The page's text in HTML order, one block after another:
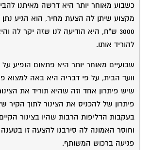
כשבוע מאוחר יותר היא דרשה מאיתנו
מקצוע שיתן לה הצעת מחיר, הוא הגיע
3000 ש"ח, היא הודיעה לנו שזה יקר לה
להוריד אותו.
שבועיים מאוחר יותר היא פתאום הופיע
וועד הבית, על פי דבריה היא באה למצוא
שיש פיתרון אחד וזה שהיא תוריד את
פיתרון של להכניס את הצינור לתוך הקיר
בעקבות הדליפות הרבות שהיו בצינור
וחוסר האמונה לה סירבנו להצעה זו בטענה
פגיעה ברכוש המשותף.